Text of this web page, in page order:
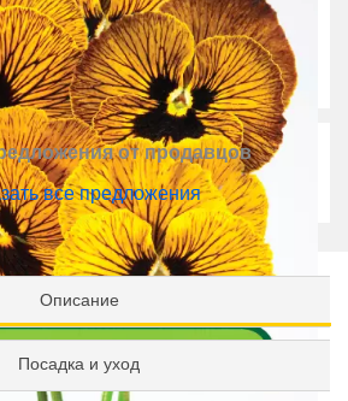
от продавцов
все предложения
Описание
Посадка и уход